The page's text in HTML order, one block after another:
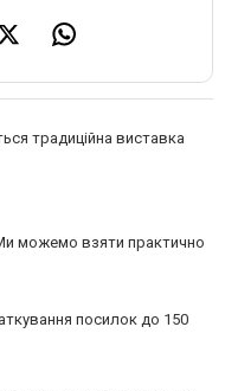
традиційна виставка
можемо взяти практично
посилок до 150